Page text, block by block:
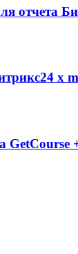
отчета
х
GetCourse